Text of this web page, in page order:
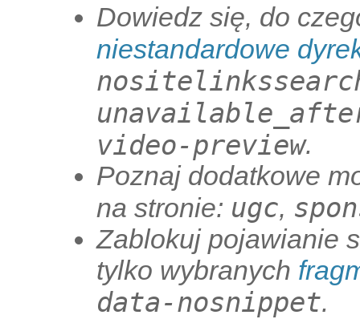
Dowiedz się, do
niestandardowe
video-preview.
Poznaj dodatkowe
na stronie: ugc,
Zablokuj pojawianie
tylko wybranych
data-nosnippet.